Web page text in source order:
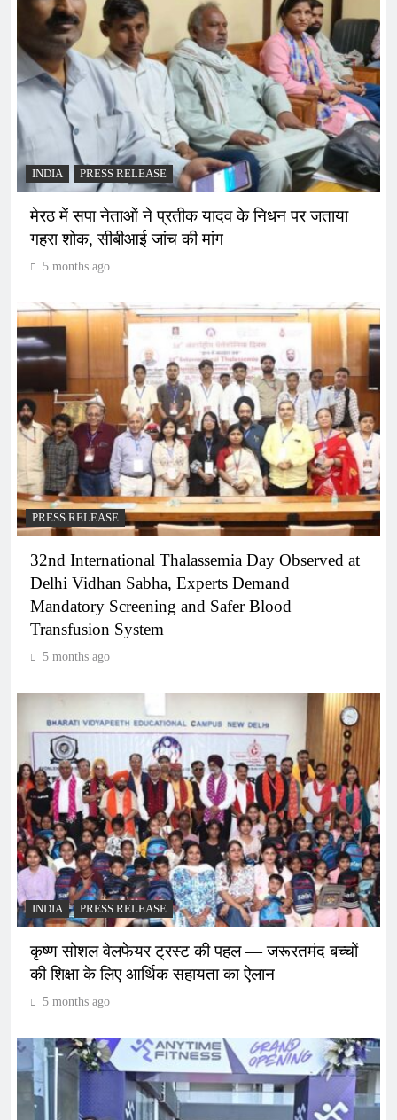
INDIA PRESS RELEASE
मेरठ में सपा नेताओं ने प्रतीक यादव के निधन पर जताया
गहरा शोक, सीबीआई जांच की मांग
5 months ago
PRESS RELEASE
32nd International Thalassemia Day Observed at
Delhi Vidhan Sabha, Experts Demand
Mandatory Screening and Safer Blood
Transfusion System
5 months ago
INDIA PRESS RELEASE
कृष्ण सोशल वेलफेयर ट्रस्ट की पहल — जरूरतमंद बच्चों
की शिक्षा के लिए आर्थिक सहायता का ऐलान
5 months ago